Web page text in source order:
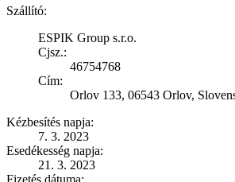
Szállító:
ESPIK Group s.r.o.
Cjsz.:
46754768
Cím:
Orlov 133, 06543 Orlov,
Kézbesítés napja:
7. 3. 2023
Esedékesség napja:
21. 3. 2023
Fizetés dátuma: